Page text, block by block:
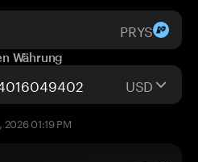
PRYS
Währung
USD
01:19 PM